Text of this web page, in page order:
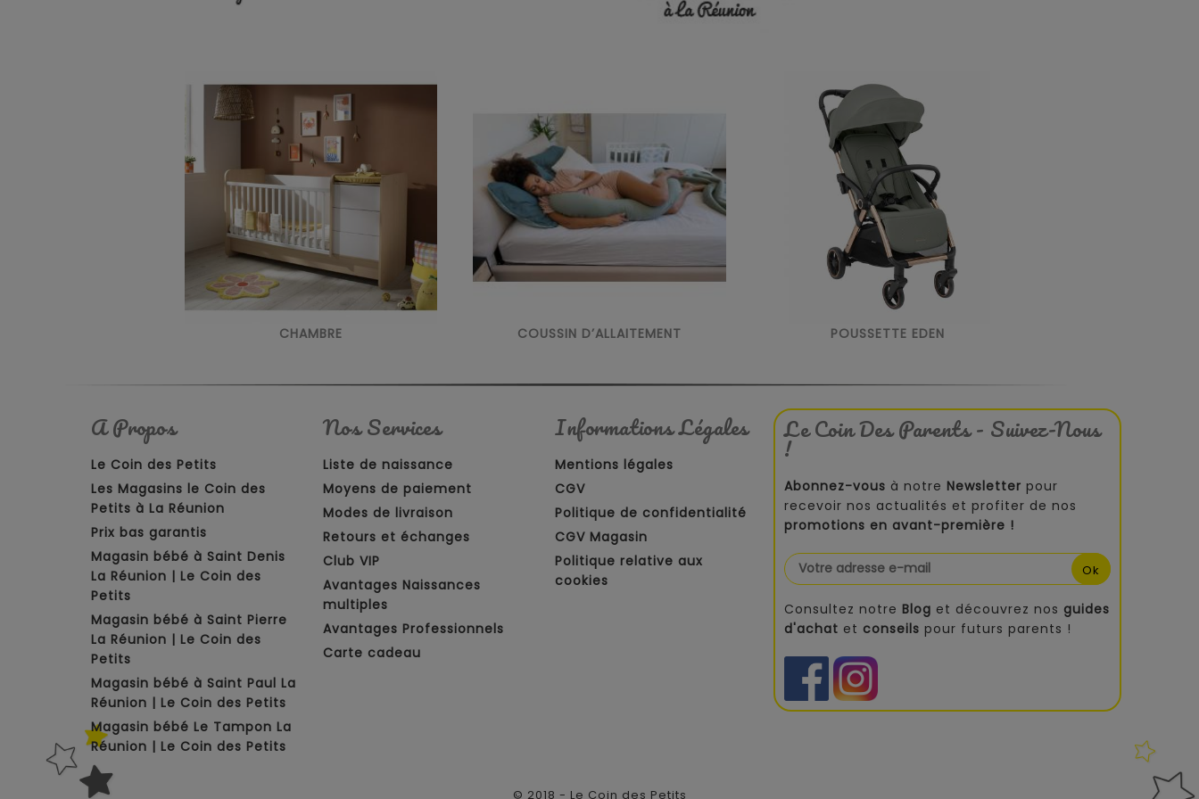
CHAMBRE COUSSIN D’ALLAITEMENT POUSSETTE EDEN
A Propos
Le Coin des Petits
Les Magasins le Coin des
Petits à La Réunion
Prix bas garantis
Magasin bébé à Saint Denis
La Réunion | Le Coin des
Petits
Magasin bébé à Saint Pierre
La Réunion | Le Coin des
Petits
Magasin bébé à Saint Paul La
Réunion | Le Coin des Petits
Magasin bébé Le Tampon La
Réunion | Le Coin des Petits
Nos Services
Liste de naissance
Moyens de paiement
Modes de livraison
Retours et échanges
Club VIP
Avantages Naissances
multiples
Avantages Professionnels
Carte cadeau
Informations Légales
Mentions légales
CGV
Politique de confidentialité
CGV Magasin
Politique relative aux
cookies
Le Coin Des Parents - Suivez-Nous
!
Abonnez-vous à notre Newsletter pour
recevoir nos actualités et profiter de nos
promotions en avant-première !
Consultez notre Blog et découvrez nos guides
d'achat et conseils pour futurs parents !
© 2018 - Le Coin des Petits